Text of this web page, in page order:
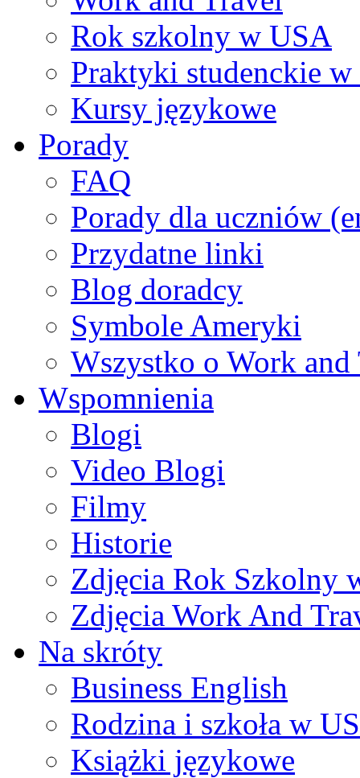
Rok szkolny w USA
Praktyki studenckie
Kursy językowe
Porady
FAQ
Porady dla uczniów
Przydatne linki
Blog doradcy
Symbole Ameryki
Wszystko o Work and
Wspomnienia
Blogi
Video Blogi
Filmy
Historie
Zdjęcia Rok Szkolny
Zdjęcia Work And
Na skróty
Business English
Rodzina i szkoła w
Książki językowe